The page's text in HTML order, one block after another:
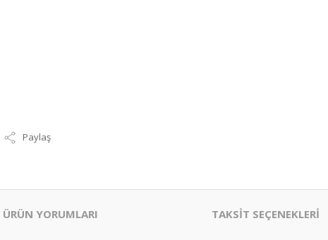
Paylaş
ÜRÜN YORUMLARI TAKSİT SEÇENEKLERİ